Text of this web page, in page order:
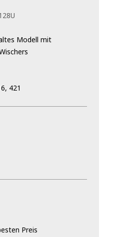
Modell mit
421
Preis